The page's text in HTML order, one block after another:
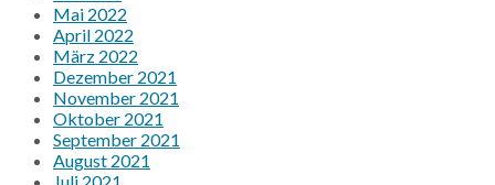
Mai 2022
April 2022
März 2022
Dezember 2021
November 2021
Oktober 2021
September 2021
August 2021